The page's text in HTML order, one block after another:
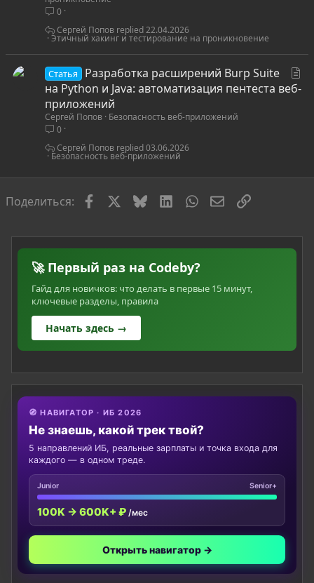
0
Этичный хакинг и тестирование на проникновение
22.04.2026
Сергей Попов
т
Статья
Разработка расширений Burp Suite
на Python и Java: автоматизация пентеста веб-
приложений
Сергей Попов Безопасность веб-приложений
0
Безопасность веб-приложений
03.06.2026
Сергей Попов
Поделиться: FacebookBlueskyLinkedInWhatsAppЭлектронная
Ссылка
🚀 Первый раз на Codeby?
Гайд для новичков: что делать в первые 15 минут,
ключевые разделы, правила
Начать здесь →
🧭 НАВИГАТОР · ИБ 2026
Не знаешь, какой трек твой?
5 направлений ИБ, реальные зарплаты и точка входа для
каждого — в одном треде.
Junior Senior+
100K → 600K+ ₽ /мес
Открыть навигатор →